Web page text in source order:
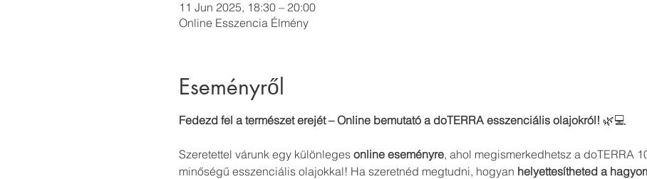
11 Jun 2025, 18:30 – 20:00
Online Esszencia Élmény
Eseményről
Fedezd fel a természet erejét – Online bemutató a doTERRA esszenciális olajokról! 🌿💻
Szeretettel várunk egy különleges online eseményre, ahol megismerkedhetsz a doTERRA
minőségű esszenciális olajokkal! Ha szeretnéd megtudni, hogyan helyettesítheted a